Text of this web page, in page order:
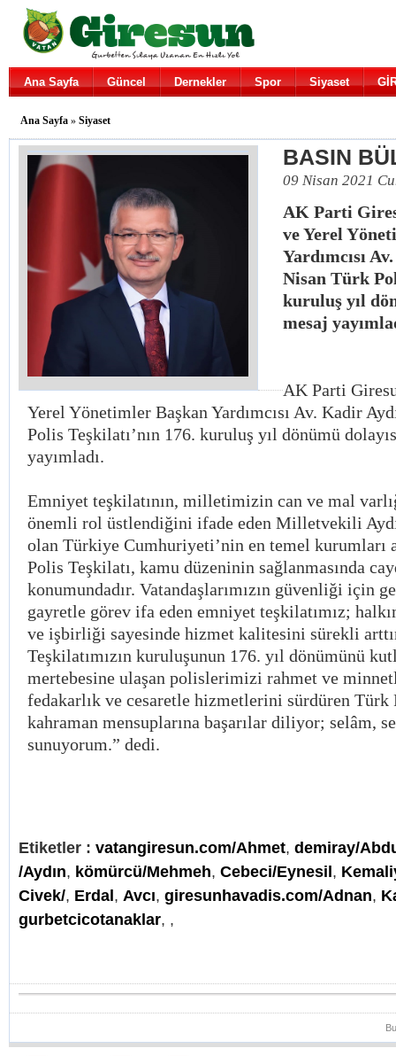
Ana Sayfa Güncel Dernekler Spor Siyaset
Ana Sayfa » Siyaset
BASIN
09 Nisan 2021
AK Parti
ve Yerel
Yardımcısı
Nisan Türk
kuruluş yıl
mesaj
AK Parti
Yerel Yönetimler Başkan Yardımcısı Av. Kadir
Polis Teşkilatı’nın 176. kuruluş yıl dönümü
yayımladı.
Emniyet teşkilatının, milletimizin can ve mal
önemli rol üstlendiğini ifade eden Milletvekili
olan Türkiye Cumhuriyeti’nin en temel kurumları
Polis Teşkilatı, kamu düzeninin sağlanmasında
konumundadır. Vatandaşlarımızın güvenliği için
gayretle görev ifa eden emniyet teşkilatımız;
ve işbirliği sayesinde hizmet kalitesini sürekli
Teşkilatımızın kuruluşunun 176. yıl dönümünü
mertebesine ulaşan polislerimizi rahmet ve
fedakarlık ve cesaretle hizmetlerini sürdüren Türk
kahraman mensuplarına başarılar diliyor; selâm,
sunuyorum.” dedi.
Etiketler : vatangiresun.com/Ahmet, demiray/
/Aydın, kömürcü/Mehmeh, Cebeci/Eynesil,
Civek/, Erdal, Avcı, giresunhavadis.com/Adnan,
gurbetcicotanaklar, ,